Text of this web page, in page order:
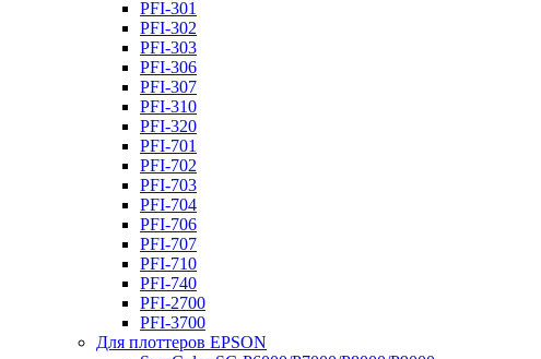
PFI-301
PFI-302
PFI-303
PFI-306
PFI-307
PFI-310
PFI-320
PFI-701
PFI-702
PFI-703
PFI-704
PFI-706
PFI-707
PFI-710
PFI-740
PFI-2700
PFI-3700
Для плоттеров EPSON